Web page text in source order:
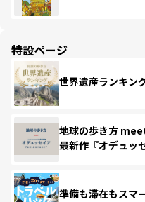
特設ページ
世界遺産ランキン
地球の歩き方
最新作『オデュッ
準備も滞在もスマ